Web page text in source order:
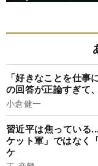
「好きなことを仕事
の回答が正論すぎて
小倉健一
習近平は焦っている
ケット軍」ではなく
ケ